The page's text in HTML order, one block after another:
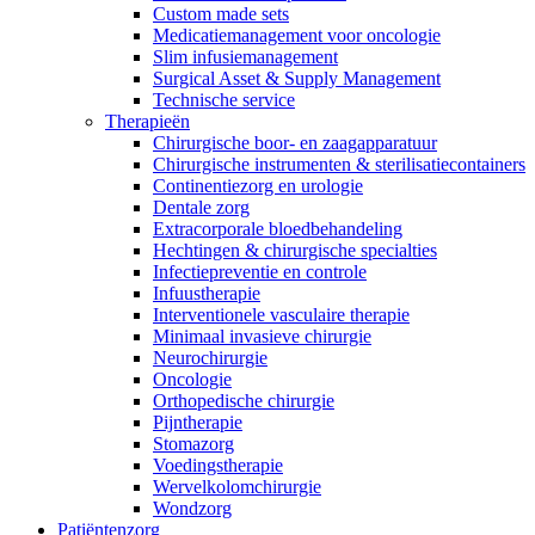
Productassortiment
Vind het product dat je zoekt. Bekijk hier het complete
productassortiment.
Op een fijne plek goede nierzorg krijgen.
Heb je een vraag? Neem contact met ons op.
Custom made sets
Medicatiemanagement voor oncologie
Slim infusiemanagement
Surgical Asset & Supply Management
Technische service
Therapieën
Chirurgische boor- en zaagapparatuur
Chirurgische instrumenten & sterilisatiecontainers
Continentiezorg en urologie
Dentale zorg
Extracorporale bloedbehandeling
Hechtingen & chirurgische specialties
Infectiepreventie en controle
Infuustherapie
Interventionele vasculaire therapie
Minimaal invasieve chirurgie
Neurochirurgie
Oncologie
Orthopedische chirurgie
Pijntherapie
Stomazorg
Voedingstherapie
Wervelkolomchirurgie
Wondzorg
Patiëntenzorg